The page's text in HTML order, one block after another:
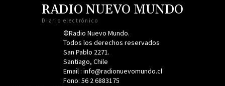
RADIO NUEVO MUNDO
Diario electrónico
©Radio Nuevo Mundo.
Todos los derechos reservados
San Pablo 2271.
Santiago, Chile
Email : info@radionuevomundo.cl
Fono: 56 2 6883175